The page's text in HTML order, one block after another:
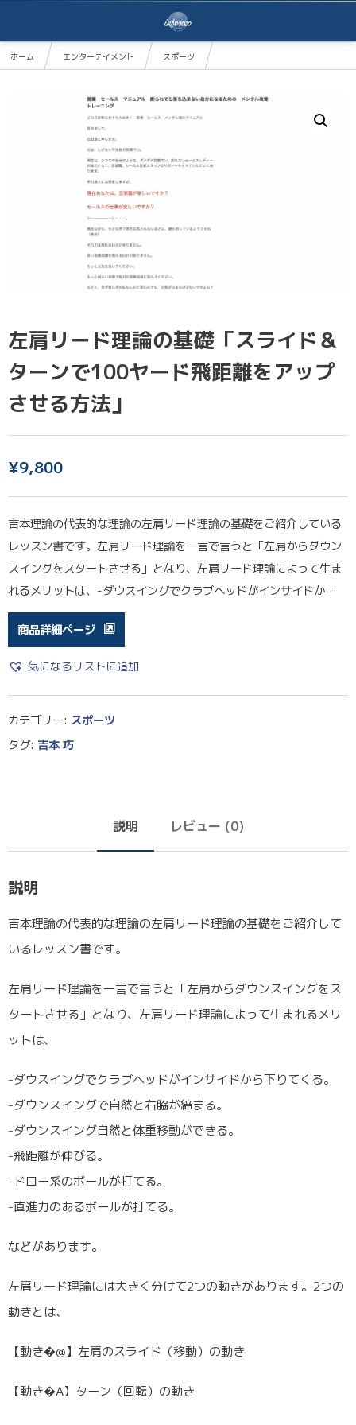
ホーム エンターテイメント
スポーツ
左肩リード理論の基礎「スライド＆
ターンで100ヤード飛距離をアップ
させる方法」
¥9,800
吉本理論の代表的な理論の左肩リード理論の基礎をご紹介している
レッスン書です。左肩リード理論を一言で言うと「左肩からダウン
スイングをスタートさせる」となり、左肩リード理論によって生ま
れるメリットは、-ダウスイングでクラブヘッドがインサイドか…
商品詳細ページ
気になるリストに追加
カテゴリー: スポーツ
タグ: 吉本 巧
説明 レビュー (0)
説明
吉本理論の代表的な理論の左肩リード理論の基礎をご紹介して
いるレッスン書です。
左肩リード理論を一言で言うと「左肩からダウンスイングをス
タートさせる」となり、左肩リード理論によって生まれるメリ
ットは、
-ダウスイングでクラブヘッドがインサイドから下りてくる。
-ダウンスイングで自然と右脇が締まる。
-ダウンスイング自然と体重移動ができる。
-飛距離が伸びる。
-ドロー系のボールが打てる。
-直進力のあるボールが打てる。
などがあります。
左肩リード理論には大きく分けて2つの動きがあります。2つの
動きとは、
【動き�@】左肩のスライド（移動）の動き
【動き�A】ターン（回転）の動き